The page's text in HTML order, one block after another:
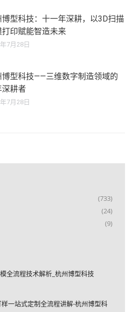
博型科技：十一年深耕，以3D扫描
打印赋能智造未来
7月28日
博型科技——三维数字制造领域的
深耕者
7月28日
(733)
(24)
(9)
全流程技术解析_杭州博型科技
一站式定制全流程讲解-杭州博型科